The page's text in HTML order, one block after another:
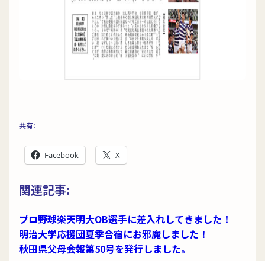
共有:
Facebook X
関連記事:
プロ野球楽天明大OB選手に差入れしてきました！
明治大学応援団夏季合宿にお邪魔しました！
秋田県父母会報第50号を発行しました。